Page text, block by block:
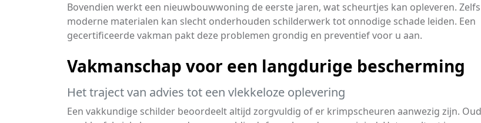
Bovendien werkt een nieuwbouwwoning de eerste jaren, wat scheurtjes kan opleveren.
moderne materialen kan slecht onderhouden schilderwerk tot onnodige schade leiden. Een
gecertificeerde vakman pakt deze problemen grondig en preventief voor u aan.
Vakmanschap voor een langdurige bescherming
Het traject van advies tot een vlekkeloze oplevering
Een vakkundige schilder beoordeelt altijd zorgvuldig of er krimpscheuren aanwezig zijn.